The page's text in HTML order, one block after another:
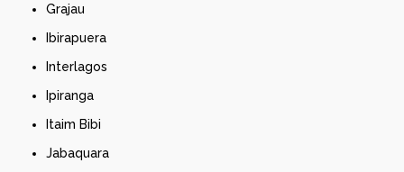
Grajau
Ibirapuera
Interlagos
Ipiranga
Itaim Bibi
Jabaquara